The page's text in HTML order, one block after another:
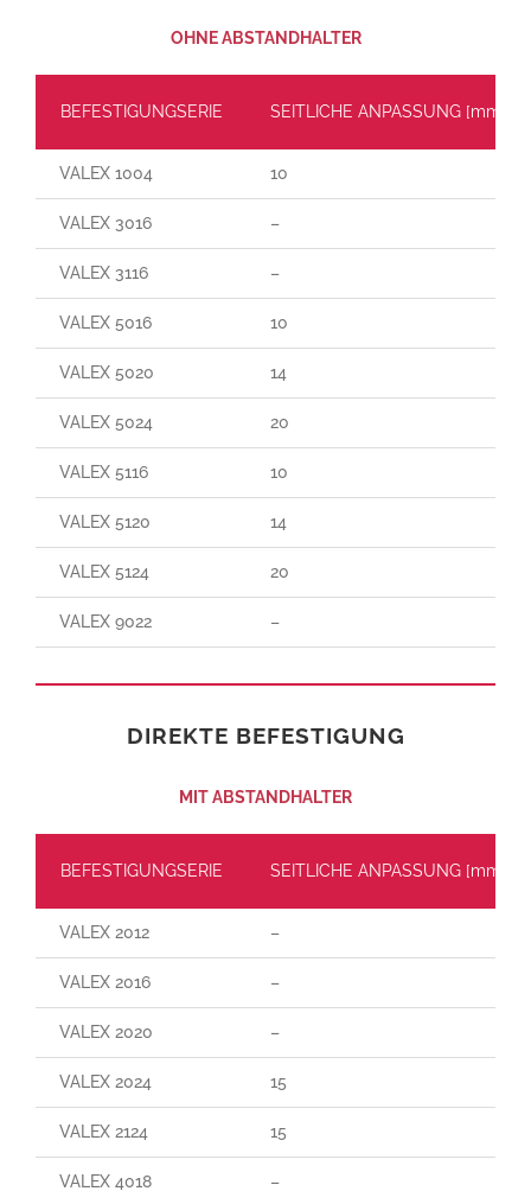
OHNE ABSTANDHALTER
BEFESTIGUNGSERIE SEITLICHE ANPASSUNG [mm]
VALEX 1004 10
VALEX 3016 –
VALEX 3116 –
VALEX 5016 10
VALEX 5020 14
VALEX 5024 20
VALEX 5116 10
VALEX 5120 14
VALEX 5124 20
VALEX 9022 –
DIREKTE BEFESTIGUNG
MIT ABSTANDHALTER
BEFESTIGUNGSERIE SEITLICHE ANPASSUNG [mm]
VALEX 2012 –
VALEX 2016 –
VALEX 2020 –
VALEX 2024 15
VALEX 2124 15
VALEX 4018 –